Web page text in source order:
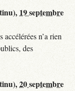
19 septembre
n’a rien
des
20 septembre